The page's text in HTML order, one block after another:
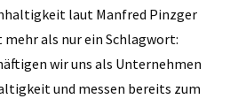
laut Manfred Pinzger
als nur ein Schlagwort:
wir uns als Unternehmen
und messen bereits zum